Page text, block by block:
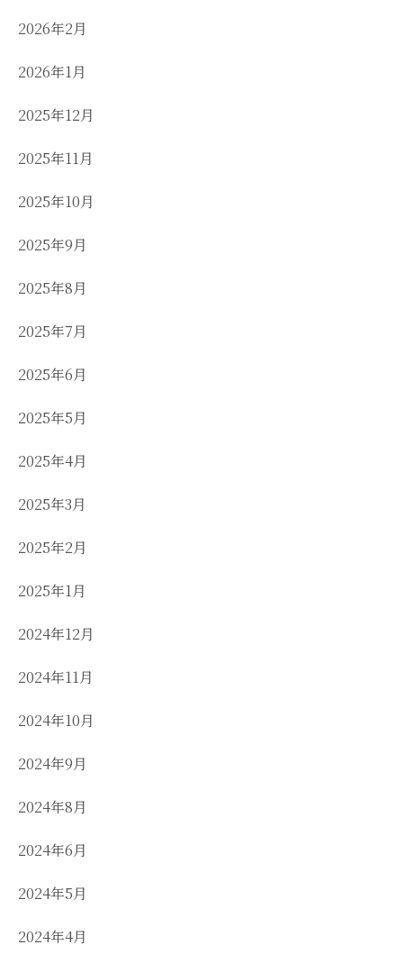
2026年2月
2026年1月
2025年12月
2025年11月
2025年10月
2025年9月
2025年8月
2025年7月
2025年6月
2025年5月
2025年4月
2025年3月
2025年2月
2025年1月
2024年12月
2024年11月
2024年10月
2024年9月
2024年8月
2024年6月
2024年5月
2024年4月